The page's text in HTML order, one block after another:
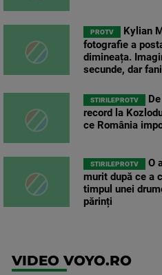
PROTV
Kylian
fotografie a
dimineața.
secunde, dar
STIRILEPROTV
record la
ce România
STIRILEPROTV
O
murit după ce a
timpul unei
părinți
VIDEO VOYO.RO